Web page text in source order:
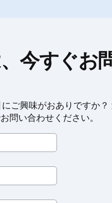
今すぐお
ご興味がおありですか？
問い合わせください。